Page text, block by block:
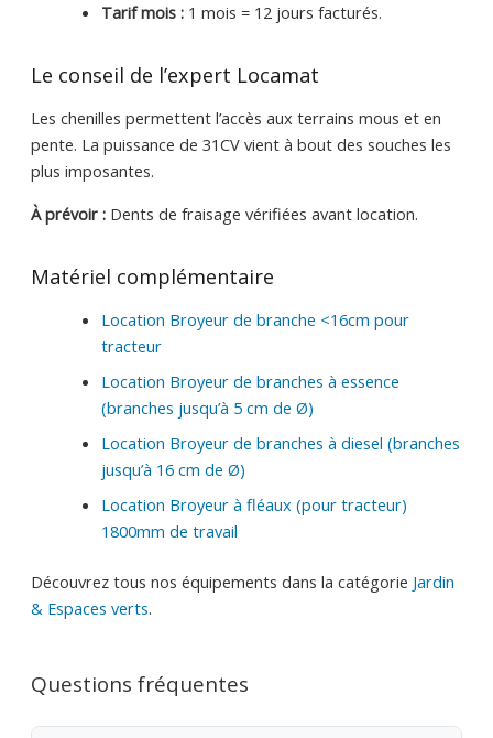
Tarif mois :1 mois = 12 jours facturés.
Le conseil de l’expert Locamat
Les chenilles permettent l’accès aux terrains mous et en
pente. La puissance de 31CV vient à bout des souches les
plus imposantes.
À prévoir :Dents de fraisage vérifiées avant location.
Matériel complémentaire
Location Broyeur de branche <16cm pour
tracteur
Location Broyeur de branches à essence
(branches jusqu’à 5 cm de Ø)
Location Broyeur de branches à diesel (branches
jusqu’à 16 cm de Ø)
Location Broyeur à fléaux (pour tracteur)
1800mm de travail
Découvrez tous nos équipements dans la catégorie Jardin
& Espaces verts.
Questions fréquentes